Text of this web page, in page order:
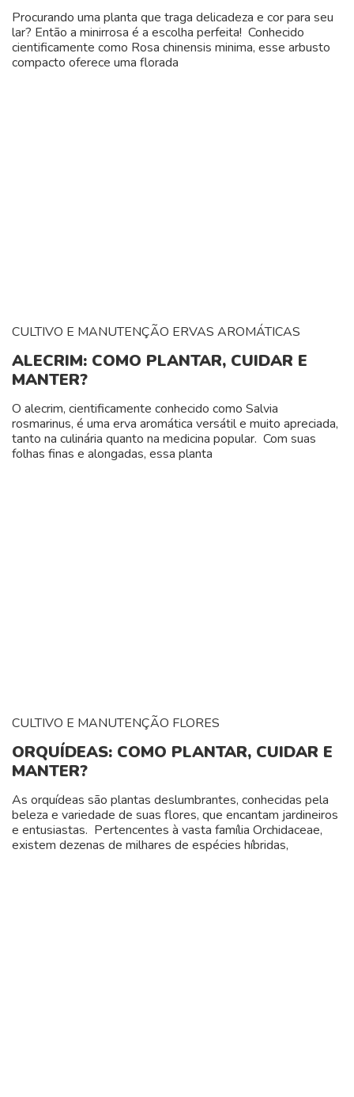
Procurando uma planta que traga delicadeza e cor para seu
lar? Então a minirrosa é a escolha perfeita! Conhecido
cientificamente como Rosa chinensis minima, esse arbusto
compacto oferece uma florada
CULTIVO E MANUTENÇÃO ERVAS AROMÁTICAS
ALECRIM: COMO PLANTAR, CUIDAR E
MANTER?
O alecrim, cientificamente conhecido como Salvia
rosmarinus, é uma erva aromática versátil e muito apreciada,
tanto na culinária quanto na medicina popular. Com suas
folhas finas e alongadas, essa planta
CULTIVO E MANUTENÇÃO FLORES
ORQUÍDEAS: COMO PLANTAR, CUIDAR E
MANTER?
As orquídeas são plantas deslumbrantes, conhecidas pela
beleza e variedade de suas flores, que encantam jardineiros
e entusiastas. Pertencentes à vasta família Orchidaceae,
existem dezenas de milhares de espécies híbridas,